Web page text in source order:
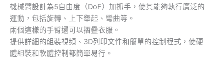
機械臂設計為5自由度（DoF）加抓手，使其能夠執行廣泛的
運動，包括旋轉、上下舉起、彎曲等。
兩個這樣的手臂還可以摺疊衣服。
提供詳細的組裝視頻、3D列印文件和簡單的控制程式，使硬
體組裝和軟體控制都簡單易行。